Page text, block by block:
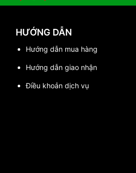
HƯỚNG DẪN
Hướng dẫn mua hàng
Hướng dẫn giao nhận
Điều khoản dịch vụ